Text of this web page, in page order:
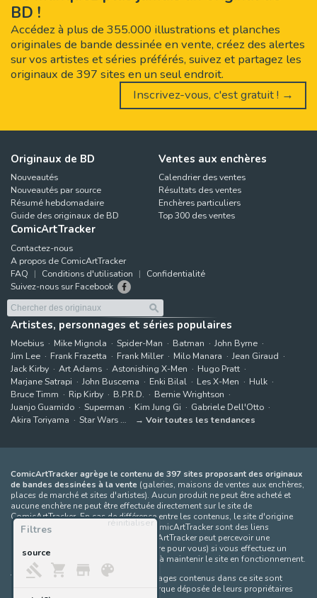
Filtres
réinitialiser
source
BD !
Accédez à plus de 355.000 illustrations et planches
originales de bande dessinée en vente, créez des alertes
sur vos artistes et séries préférés, suivez et partagez les
originaux de 397 sites en un seul endroit.
Inscrivez-vous, c'est gratuit ! →
Originaux de BD
Nouveautés
Nouveautés par source
Résumé hebdomadaire
Guide des originaux de BD
Ventes aux enchères
Calendrier des ventes
Résultats des ventes
Enchères particuliers
Top 300 des ventes
ComicArtTracker
Contactez-nous
A propos de ComicArtTracker
FAQ
Conditions d'utilisation
Confidentialité
Suivez-nous sur Facebook
Artistes, personnages et séries populaires
Moebius Mike Mignola Spider-Man Batman
John Byrne
Jim Lee
Frank Frazetta Frank Miller Milo Manara
Jean Giraud
Jack Kirby
Art Adams Astonishing X-Men
Hugo Pratt
Marjane Satrapi
John Buscema Enki Bilal Les X-Men
Hulk
Bruce Timm
Rip Kirby B.P.R.D.
Bernie Wrightson
Juanjo Guarnido
Superman Kim Jung Gi
Gabriele Dell'Otto
Akira Toriyama
Star Wars Voir toutes les tendances
ComicArtTracker agrège le contenu de 397 sites proposant des originaux
de bandes dessinées à la vente (galeries, maisons de ventes aux enchères,
places de marché et sites d'artistes). Aucun produit ne peut être acheté et
aucune enchère ne peut être effectuée directement sur le site de
ComicArtTracker. En cas de différence entre les contenus, le site d'origine
prévaut toujours. Certains liens sur ComicArtTracker sont des liens
d’affiliation, ce qui signifie que ComicArtTracker peut percevoir une
commission (sans coût supplémentaire pour vous) si vous effectuez un
achat via ces liens — ce qui nous aide à maintenir le site en fonctionnement.
Toutes les images et tous les personnages contenus dans ce site sont
protégés par le droit d'auteur et la marque déposée de leurs propriétaires